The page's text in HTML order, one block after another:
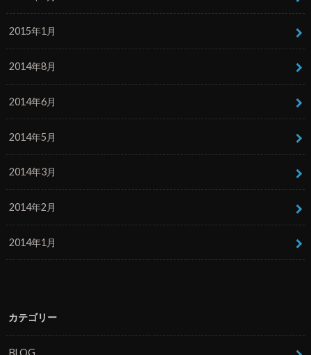
2015年1月
2014年8月
2014年6月
2014年5月
2014年3月
2014年2月
2014年1月
カテゴリー